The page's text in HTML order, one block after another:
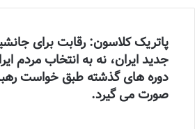
پاتریک کلاسون: رقابت برای
جدید ایران، نه به انتخاب مردم
دوره های گذشته طبق خواست
صورت می گیرد.